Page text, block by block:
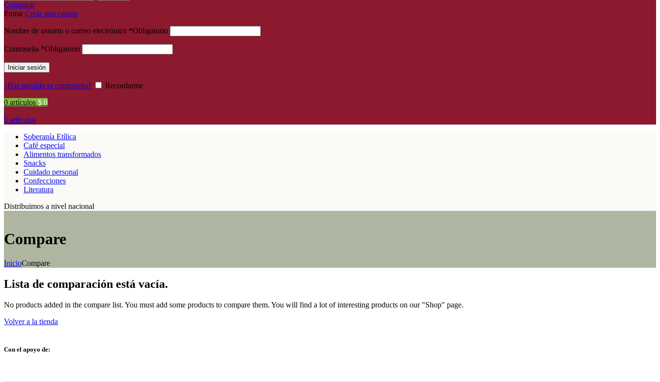
Comparar
EntrarCrear una cuenta
Nombre de usuario o correo electrónico *Obligatorio
Contraseña *Obligatorio
Iniciar sesión
¿Has perdido tu contraseña?
Recordarme
0 artículos $ 0
0 artículos
Soberanía Etílica
Café especial
Alimentos transformados
Snacks
Cuidado personal
Confecciones
Literatura
Distribuimos a nivel nacional
Compare
InicioCompare
Lista de comparación está vacía.
No products added in the compare list. You must add some products to compare them. You will find a lot of interesting products on our "Shop" page.
Volver a la tienda
Con el apoyo de: